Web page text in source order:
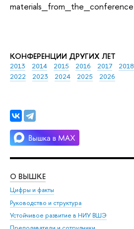
КОНФЕРЕНЦИИ ДРУГИХ ЛЕТ
2013 2014 2015 2016 2017 2018
2022
2023 2024 2025 2026
materials_from_the_conference
О ВЫШКЕ
Цифры и факты
Руководство и структура
Устойчивое развитие в НИУ ВШЭ